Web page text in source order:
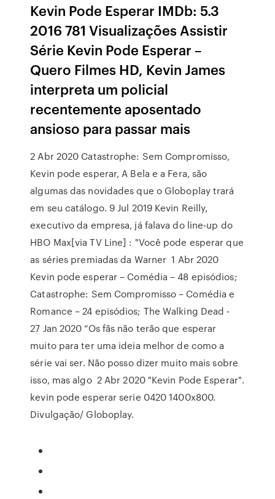
Kevin Pode Esperar IMDb: 5.3
2016 781 Visualizações Assistir
Série Kevin Pode Esperar –
Quero Filmes HD, Kevin James
interpreta um policial
recentemente aposentado
ansioso para passar mais
2 Abr 2020 Catastrophe: Sem Compromisso,
Kevin pode esperar, A Bela e a Fera, são
algumas das novidades que o Globoplay trará
em seu catálogo. 9 Jul 2019 Kevin Reilly,
executivo da empresa, já falava do line-up do
HBO Max[via TV Line] : "Você pode esperar que
as séries premiadas da Warner 1 Abr 2020
Kevin pode esperar – Comédia – 48 episódios;
Catastrophe: Sem Compromisso – Comédia e
Romance – 24 episódios; The Walking Dead -
27 Jan 2020 “Os fãs não terão que esperar
muito para ter uma ideia melhor de como a
série vai ser. Não posso dizer muito mais sobre
isso, mas algo 2 Abr 2020 "Kevin Pode Esperar".
kevin pode esperar serie 0420 1400x800.
Divulgação/ Globoplay.